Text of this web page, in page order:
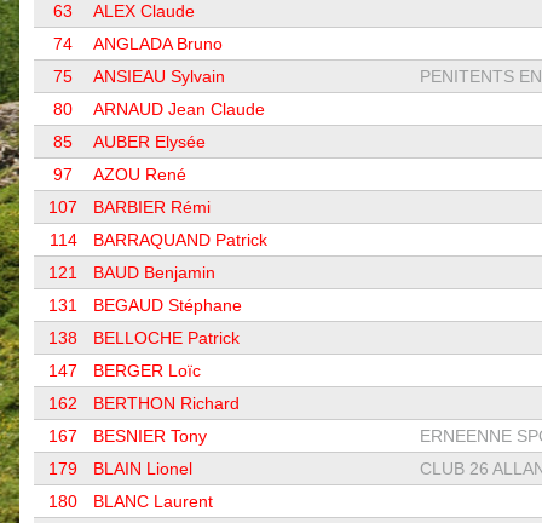
63
ALEX Claude
74
ANGLADA Bruno
75
ANSIEAU Sylvain
PENITENTS
80
ARNAUD Jean Claude
85
AUBER Elysée
97
AZOU René
107
BARBIER Rémi
114
BARRAQUAND Patrick
121
BAUD Benjamin
131
BEGAUD Stéphane
138
BELLOCHE Patrick
147
BERGER Loïc
162
BERTHON Richard
167
BESNIER Tony
ERNEENNE
179
BLAIN Lionel
CLUB 26
180
BLANC Laurent